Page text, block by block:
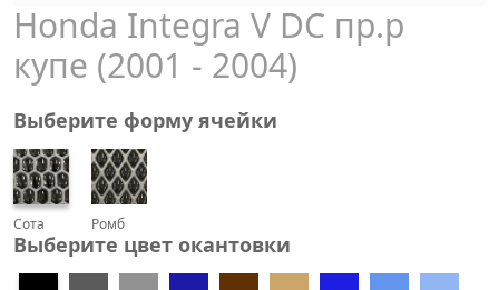
Honda Integra V DС пр.р
купе (2001 - 2004)
Выберите форму ячейки
Сота Ромб
Выберите цвет окантовки